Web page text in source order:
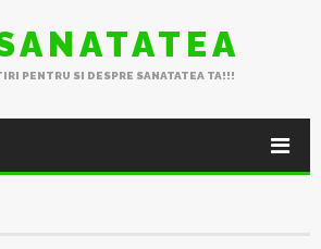
PENTRU SI DESPRE SANATATEA TA!!!